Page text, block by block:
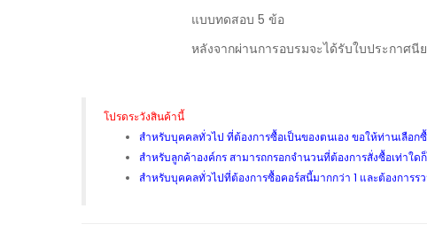
แบบทดสอบ 5 ข้อ
หลังจากผ่านการอบรมจะได้รับใบประกาศนีย
โปรดระวังสินค้านี้
สำหรับบุคคลทั่วไป ที่ต้องการซื้อเป็นของตนเอง ขอให้ท่านเลือก
สำหรับลูกค้าองค์กร สามารถกรอกจำนวนที่ต้องการสั่งซื้อเท่าใด
สำหรับบุคคลทั่วไปที่ต้องการซื้อคอร์สนี้มากกว่า 1 และต้องกา